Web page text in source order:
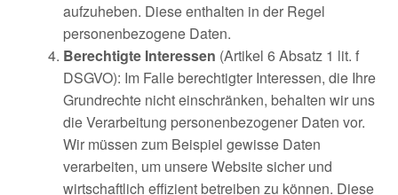
aufzuheben. Diese enthalten in der Regel
personenbezogene Daten.
Berechtigte Interessen (Artikel 6 Absatz 1 lit. f
DSGVO): Im Falle berechtigter Interessen, die Ihre
Grundrechte nicht einschränken, behalten wir uns
die Verarbeitung personenbezogener Daten vor.
Wir müssen zum Beispiel gewisse Daten
verarbeiten, um unsere Website sicher und
wirtschaftlich effizient betreiben zu können. Diese